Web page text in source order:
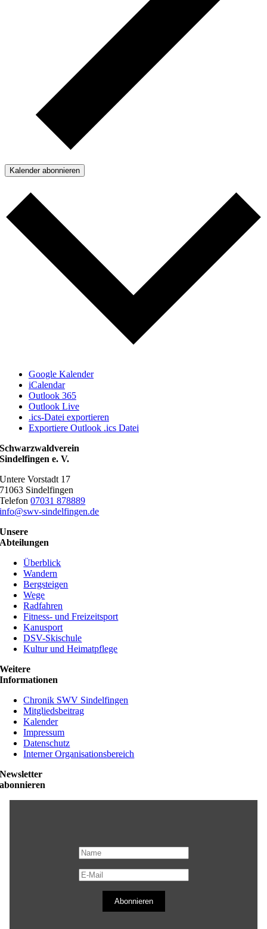
Kalender abonnieren
Google Kalender
iCalendar
Outlook 365
Outlook Live
.ics-Datei exportieren
Exportiere Outlook .ics Datei
Schwarzwaldverein
Sindelfingen e. V.
Untere Vorstadt 17
71063 Sindelfingen
Telefon07031 878889
info@swv-sindelfingen.de
Unsere
Abteilungen
Überblick
Wandern
Bergsteigen
Wege
Radfahren
Fitness- und Freizeitsport
Kanusport
DSV-Skischule
Kultur und Heimatpflege
Weitere
Informationen
Chronik SWV Sindelfingen
Mitgliedsbeitrag
Kalender
Impressum
Datenschutz
Interner Organisationsbereich
Newsletter
abonnieren
Abonnieren